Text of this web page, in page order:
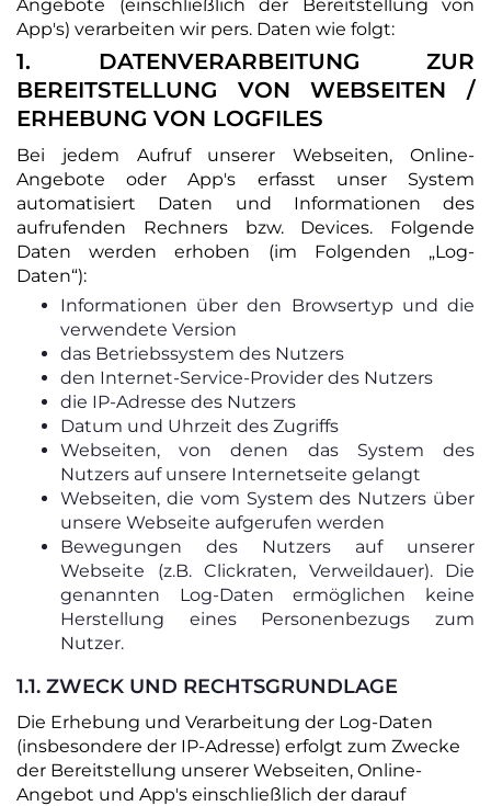
Angebote (einschließlich der Bereitstellung von
App's) verarbeiten wir pers. Daten wie folgt:
1. DATENVERARBEITUNG ZUR
BEREITSTELLUNG VON WEBSEITEN /
ERHEBUNG VON LOGFILES
Bei jedem Aufruf unserer Webseiten, Online-
Angebote oder App's erfasst unser System
automatisiert Daten und Informationen des
aufrufenden Rechners bzw. Devices. Folgende
Daten werden erhoben (im Folgenden „Log-
Daten“):
Informationen über den Browsertyp und die
verwendete Version
das Betriebssystem des Nutzers
den Internet-Service-Provider des Nutzers
die IP-Adresse des Nutzers
Datum und Uhrzeit des Zugriffs
Webseiten, von denen das System des
Nutzers auf unsere Internetseite gelangt
Webseiten, die vom System des Nutzers über
unsere Webseite aufgerufen werden
Bewegungen des Nutzers auf unserer
Webseite (z.B. Clickraten, Verweildauer). Die
genannten Log-Daten ermöglichen keine
Herstellung eines Personenbezugs zum
Nutzer.
1.1. ZWECK UND RECHTSGRUNDLAGE
Die Erhebung und Verarbeitung der Log-Daten
(insbesondere der IP-Adresse) erfolgt zum Zwecke
der Bereitstellung unserer Webseiten, Online-
Angebot und App's einschließlich der darauf